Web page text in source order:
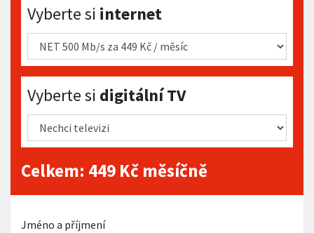
Vyberte si internet
Vyberte si internet
Vyberte si digitální TV
Vyberte si digitální TV
Celkem: 449 Kč měsíčně
Jméno a příjmení